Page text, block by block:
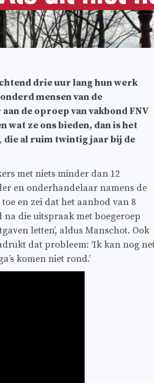
drie uur lang hun werk
mensen van de
de oproep van vakbond FNV
wat ze ons bieden, dan is het
, die al ruim twintig jaar bij de
met niets minder dan 12
en onderhandelaar namens de
en zei dat het aanbod van 8
na die uitspraak met boegeroep
letten’, aldus Manschot. Ook
dat probleem: ‘Ik kan nog
komen niet rond.’